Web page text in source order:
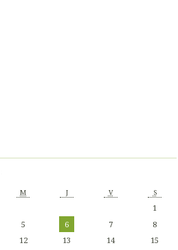
M J V S
1
5 6 7
8
12 13 14
15